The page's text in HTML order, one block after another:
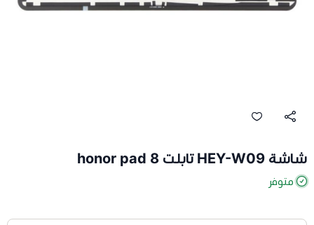
شاشة HEY-W09 تابلت honor pad 8
متوفر